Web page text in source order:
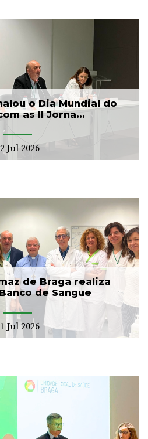
o Dia Mundial do
as II Jorna...
Jul 2026
de Braga realiza
de Sangue
Jul 2026